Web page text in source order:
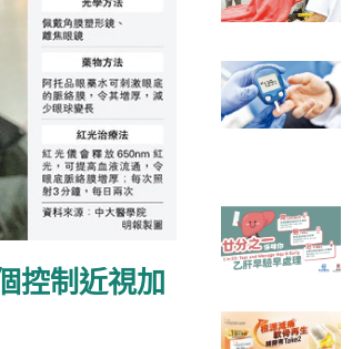
控制近視加